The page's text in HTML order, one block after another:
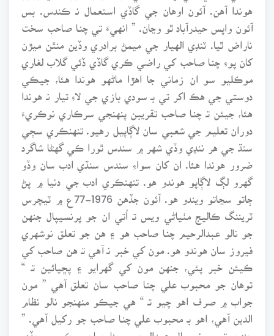
هوندا آهن. آئون اوهان جي گاڏي استعمال نـ ڪندس. بس
آئون واپس حيدرآباد ٿو وڃان. ” انهيءَ تي چنـا صاحب سخت
ناراض ٿيا. ٽنڊي الهيار جي ميمڻ برادري وڏين منٿن ميڙن
کان پوءِ چنـا صاحب کي راضي ڪري گاڏي ڏئي گلاب لغاري
موڪليو سو ان زماني جا اهڙا ماڻهو هوندا هئا، جيڪي
دوستي جي هڪ اکر تي بـ سودي بازي جي لاءِ تيار نـ هوندا
هئا، جيئن تـ چنـا صاحب تقريبن پنهنجي سرڪاري نوڪريءَ
دوران تعليم جي شعبي سان لاڳاپيل رهيو. تنهنڪري سڄي
سنڌ جي هر ننڍي وڏي شهر ۾ سندس ٿورا ڪي گهڻا شاگرد
ضرور هوندا هئا. ان کان سواءِ سندس سنڌي ادب سان وڏو
گهرو لڳ لاڳاپو هوندو هو. تنهنڪري ادب جي دنيا ۾ پڻ
ٽريننگ ڪاليج مٺياڻي ويس تـ اُتي ان جو پرنسيپال جنهن
جو نالو عبدالرحيم چنـا صاحب هو ۽ هن جو تعلق نوشهري
فيروز سان هوندو هو. مون کي خبر نـ آهي تـ هن صاحب کي
ڪيئن خبر پئي، جنهن مون کي گهرايو ۽ پڇيائين تـ “
توهان جو محبوب علي چنـا صاحب سان تعلق آهي ” مون
جواب ۾ صرف اهو چيو تـ “ هي جيڪو منهنجو نالو نظام
الدين آهي، اهو بـ محبوب علي چنـا صاحب جو رکيل آهي. ”
جنهن تي پرنسيپال عبدالرحيم چنا صاحب ڪرسي ڇڏي